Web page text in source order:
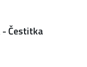
- Čestitka